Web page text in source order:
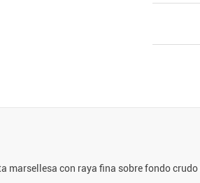
marsellesa con raya fina sobre fondo